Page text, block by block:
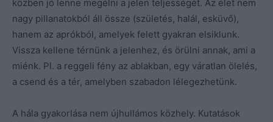
közben jó lenne megélni a jelen teljességét. Az élet nem
nagy pillanatokból áll össze (születés, halál, esküvő),
hanem az aprókból, amelyek felett gyakran elsiklunk.
Vissza kellene térnünk a jelenhez, és örülni annak, ami a
miénk. Pl. a reggeli fény az ablakban, egy váratlan ölelés,
a csend és a tér, amelyben szabadon lélegezhetünk.
A hála gyakorlása nem újhullámos közhely. Kutatások